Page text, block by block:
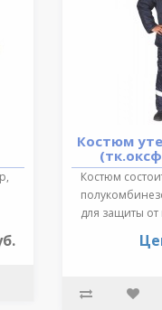
Костюм
Костюм
для защиты